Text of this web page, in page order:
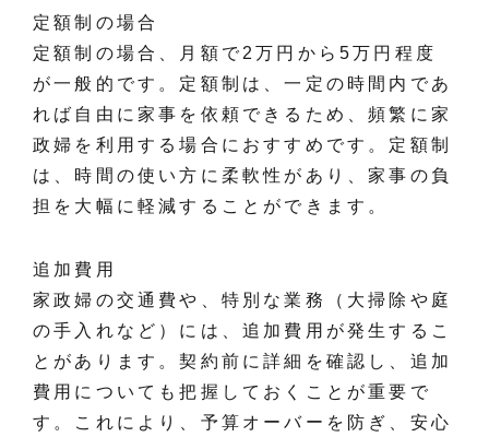
定額制の場合
定額制の場合、月額で2万円から5万円程度
が一般的です。定額制は、一定の時間内であ
れば自由に家事を依頼できるため、頻繁に家
政婦を利用する場合におすすめです。定額制
は、時間の使い方に柔軟性があり、家事の負
担を大幅に軽減することができます。
追加費用
家政婦の交通費や、特別な業務（大掃除や庭
の手入れなど）には、追加費用が発生するこ
とがあります。契約前に詳細を確認し、追加
費用についても把握しておくことが重要で
す。これにより、予算オーバーを防ぎ、安心